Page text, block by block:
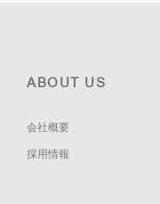
ABOUT US
会社概要
採用情報